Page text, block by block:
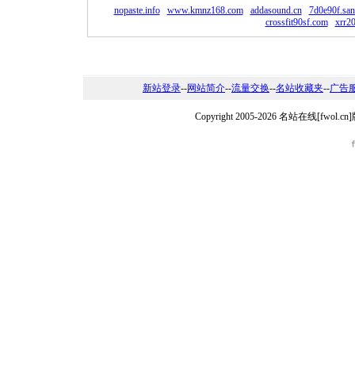
nopaste.info www.kmnz168.com addasound.cn
crossfit90sf.com
新站登录--网站简介--流量交换--名站收藏夹--广告
Copyright 2005-2026 名站在线